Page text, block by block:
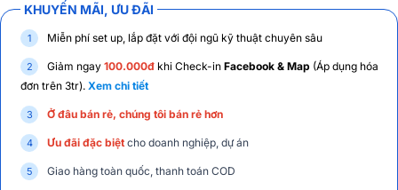
KHUYẾN MÃI, ƯU ĐÃI
Miễn phí set up, lắp đặt với đội ngũ kỹ thuật chuyên sâu
Giảm ngay 100.000đ khi Check-in Facebook & Map (Áp dụng hóa
đơn trên 3tr). Xem chi tiết
Ở đâu bán rẻ, chúng tôi bán rẻ hơn
Ưu đãi đặc biệt cho doanh nghiệp, dự án
Giao hàng toàn quốc, thanh toán COD